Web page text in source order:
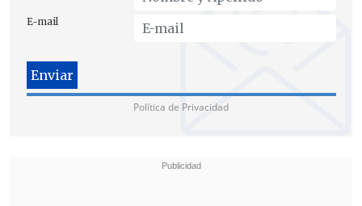
E-mail
Política de Privacidad